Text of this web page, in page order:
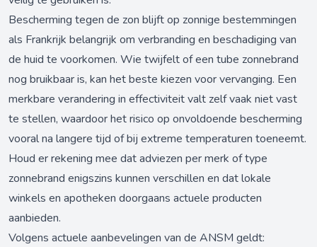
Bescherming tegen de zon blijft op zonnige bestemmingen
als Frankrijk belangrijk om verbranding en beschadiging van
de huid te voorkomen. Wie twijfelt of een tube zonnebrand
nog bruikbaar is, kan het beste kiezen voor vervanging. Een
merkbare verandering in effectiviteit valt zelf vaak niet vast
te stellen, waardoor het risico op onvoldoende bescherming
vooral na langere tijd of bij extreme temperaturen toeneemt.
Houd er rekening mee dat adviezen per merk of type
zonnebrand enigszins kunnen verschillen en dat lokale
winkels en apotheken doorgaans actuele producten
aanbieden.
Volgens actuele aanbevelingen van de ANSM geldt: